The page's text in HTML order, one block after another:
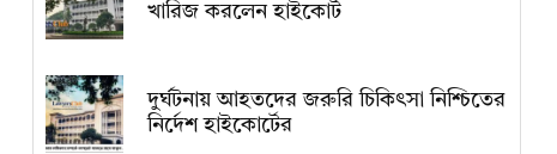
খারিজ করলেন হাইকোর্ট
দুর্ঘটনায় আহতদের জরুরি চিকিৎসা নিশ্চিতের
নির্দেশ হাইকোর্টের